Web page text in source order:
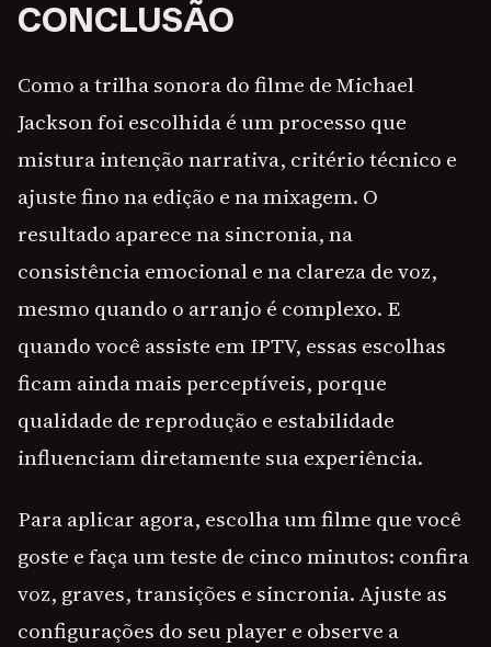
CONCLUSÃO
Como a trilha sonora do filme de Michael
Jackson foi escolhida é um processo que
mistura intenção narrativa, critério técnico e
ajuste fino na edição e na mixagem. O
resultado aparece na sincronia, na
consistência emocional e na clareza de voz,
mesmo quando o arranjo é complexo. E
quando você assiste em IPTV, essas escolhas
ficam ainda mais perceptíveis, porque
qualidade de reprodução e estabilidade
influenciam diretamente sua experiência.
Para aplicar agora, escolha um filme que você
goste e faça um teste de cinco minutos: confira
voz, graves, transições e sincronia. Ajuste as
configurações do seu player e observe a